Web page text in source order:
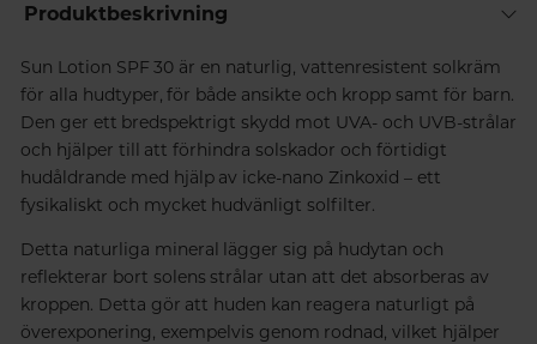
Produktbeskrivning
Sun Lotion SPF 30 är en naturlig, vattenresistent solkräm
för alla hudtyper, för både ansikte och kropp samt för barn.
Den ger ett bredspektrigt skydd mot UVA- och UVB-strålar
och hjälper till att förhindra solskador och förtidigt
hudåldrande med hjälp av icke-nano Zinkoxid – ett
fysikaliskt och mycket hudvänligt solfilter.
Detta naturliga mineral lägger sig på hudytan och
reflekterar bort solens strålar utan att det absorberas av
kroppen. Detta gör att huden kan reagera naturligt på
överexponering, exempelvis genom rodnad, vilket hjälper